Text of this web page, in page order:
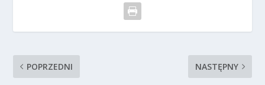
POPRZEDNI NASTĘPNY